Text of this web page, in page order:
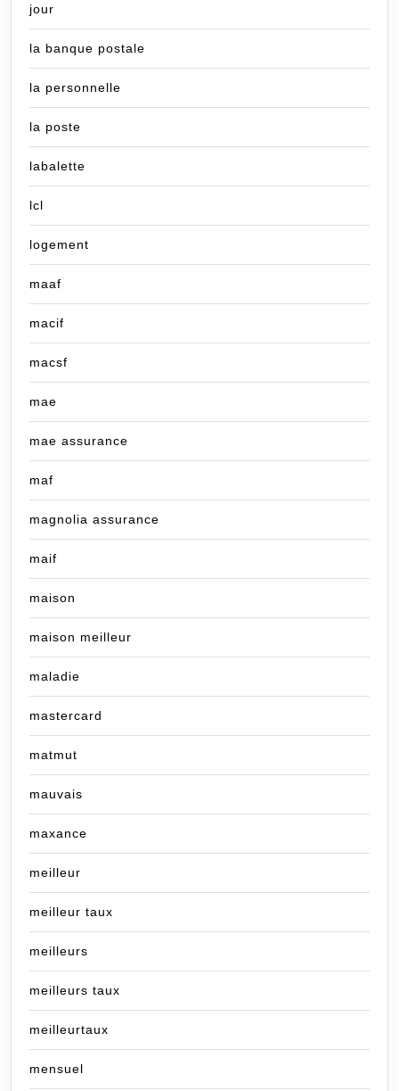
jour
la banque postale
la personnelle
la poste
labalette
lcl
logement
maaf
macif
macsf
mae
mae assurance
maf
magnolia assurance
maif
maison
maison meilleur
maladie
mastercard
matmut
mauvais
maxance
meilleur
meilleur taux
meilleurs
meilleurs taux
meilleurtaux
mensuel